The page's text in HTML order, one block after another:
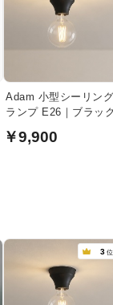
Adam 小型シーリン
ランプ E26｜ブラッ
￥9,900
3 位